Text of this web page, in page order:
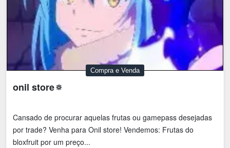
Compra e Venda
onil store🔅
Cansado de procurar aquelas frutas ou gamepass desejadas
por trade? Venha para Onil store! Vendemos: Frutas do
bloxfruit por um preço...